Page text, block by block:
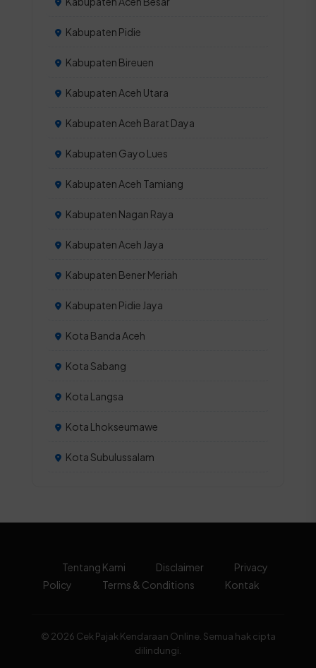
Kabupaten Pidie
Kabupaten Bireuen
Kabupaten Aceh Utara
Kabupaten Aceh Barat Daya
Kabupaten Gayo Lues
Kabupaten Aceh Tamiang
Kabupaten Nagan Raya
Kabupaten Aceh Jaya
Kabupaten Bener Meriah
Kabupaten Pidie Jaya
Kota Banda Aceh
Kota Sabang
Kota Langsa
Kota Lhokseumawe
Kota Subulussalam
Tentang Kami Disclaimer
Privacy
Policy
Terms & Conditions Kontak
© 2026 Cek Pajak Kendaraan Online. Semua hak cipta
dilindungi.